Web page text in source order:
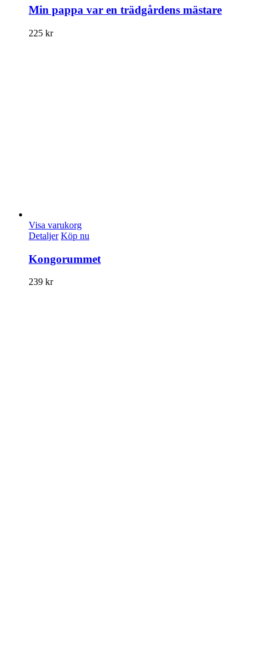
Min pappa var en trädgårdens mästare
225 kr
Visa varukorg
Detaljer Köp nu
Kongorummet
239 kr